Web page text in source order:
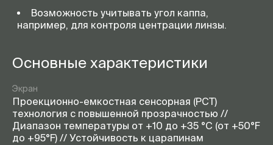
Возможность учитывать угол каппа,
например, для контроля центрации линзы.
Основные характеристики
Экран
Проекционно-емкостная сенсорная (PCT)
технология с повышенной прозрачностью //
Диапазон температуры от +10 до +35 °C (от +50°F
до +95°F) // Устойчивость к царапинам